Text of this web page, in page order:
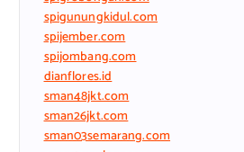
spigunungkidul.com
spijember.com
spijombang.com
dianflores.id
sman48jkt.com
sman26jkt.com
sman03semarang.com